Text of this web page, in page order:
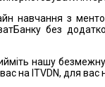
навчання з
без
нашу
на ITVDN, для вас